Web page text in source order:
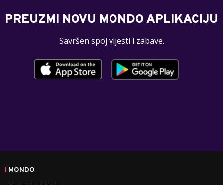
PREUZMI NOVU MONDO APLIKACIJU
Savršen spoj vijesti i zabave.
MONDO